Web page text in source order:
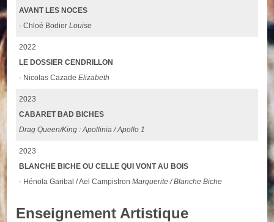
AVANT LES NOCES
- Chloé BodierLouise
2022
LE DOSSIER CENDRILLON
- Nicolas CazadeElizabeth
2023
CABARET BAD BICHES
Drag Queen/King : Apollinia / Apollo 1
2023
BLANCHE BICHE OU CELLE QUI VONT AU BOIS
- Hénola Garibal / Ael CampistronMarguerite / Blanche Biche
Enseignement Artistique